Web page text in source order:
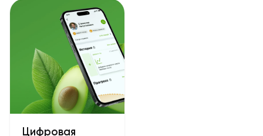
Цифровая